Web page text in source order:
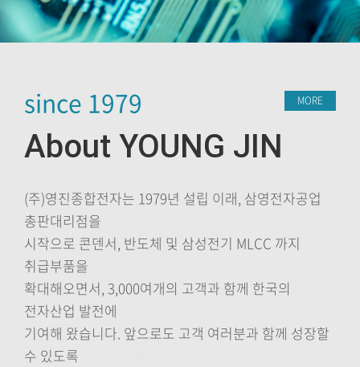
MORE
since 1979
About YOUNG JIN
(주)영진종합전자는 1979년 설립 이래, 삼영전자공업
총판대리점을
시작으로 콘덴서, 반도체 및 삼성전기 MLCC 까지
취급부품을
확대해오면서, 3,000여개의 고객과 함께 한국의
전자산업 발전에
기여해 왔습니다. 앞으로도 고객 여러분과 함께 성장할
수 있도록